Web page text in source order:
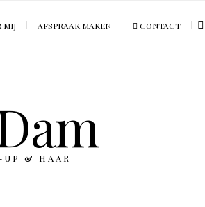
MIJ AFSPRAAK MAKEN CONTACT
& HAAR